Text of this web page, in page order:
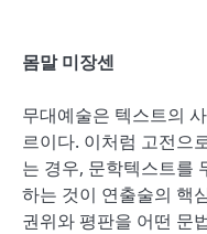
몸말 미장센
무대예술은 텍스트의
르이다. 이처럼 고전으
는 경우, 문학텍스트를
하는 것이 연출술의 핵
권위와 평판을 어떤 문